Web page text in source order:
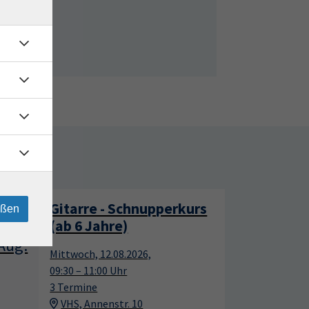
12
Englisch für Ältere: A2-
Weiterführung (2.
Semester -
Verlängerungs- und
Festigungsmodul)
Mittwoch, 12.08.2026,